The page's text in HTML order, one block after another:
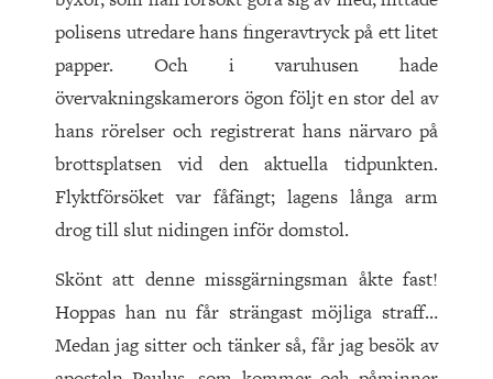
polisens utredare hans fingeravtryck på ett litet
papper. Och i varuhusen hade
övervakningskamerors ögon följt en stor del av
hans rörelser och registrerat hans närvaro på
brottsplatsen vid den aktuella tidpunkten.
Flyktförsöket var fåfängt; lagens långa arm
drog till slut nidingen inför domstol.
Skönt att denne missgärningsman åkte fast!
Hoppas han nu får strängast möjliga straff…
Medan jag sitter och tänker så, får jag besök av